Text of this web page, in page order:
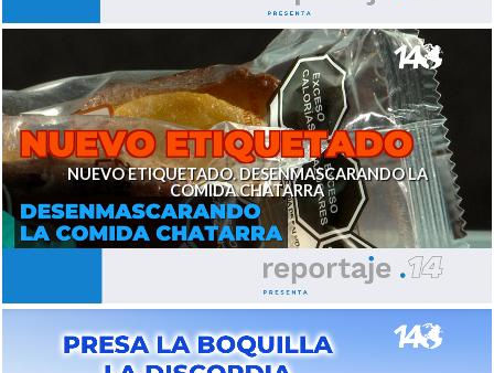
NUEVO ETIQUETADO. DESENMASCARANDO LA
COMIDA CHATARRA